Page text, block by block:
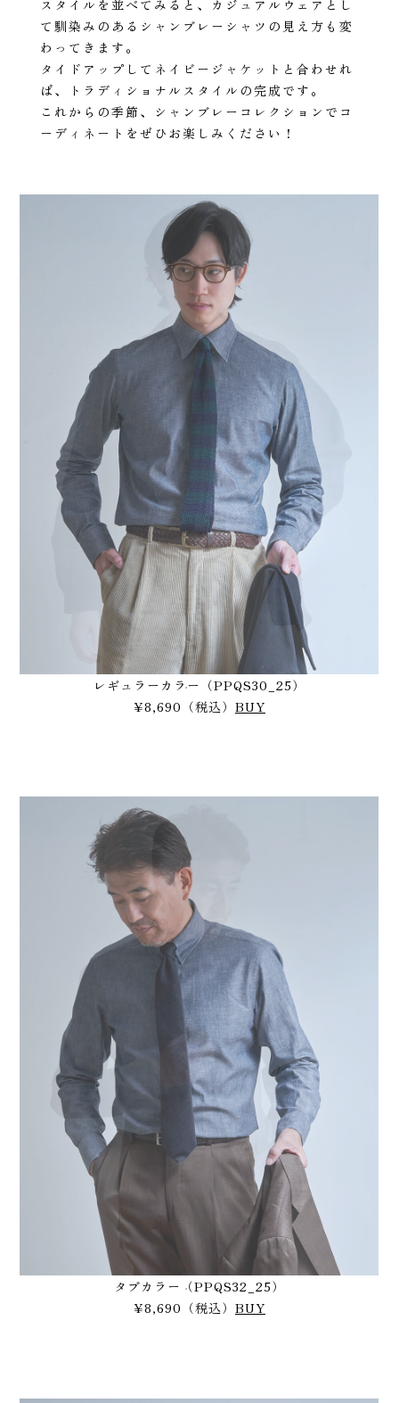
スタイルを並べてみると、カジュアルウェアとし
て馴染みのあるシャンブレーシャツの見え方も変
わってきます。
タイドアップしてネイビージャケットと合わせれ
ば、トラディショナルスタイルの完成です。
これからの季節、シャンブレーコレクションでコ
ーディネートをぜひお楽しみください！
レギュラーカラー（PPQS30_25）
¥8,690（税込） BUY
タブカラー（PPQS32_25）
¥8,690（税込） BUY